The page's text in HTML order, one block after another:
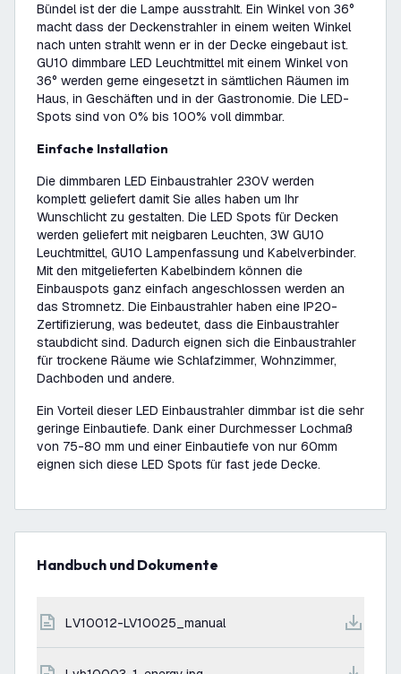
Bündel ist der die Lampe ausstrahlt. Ein Winkel von 36°
macht dass der Deckenstrahler in einem weiten Winkel
nach unten strahlt wenn er in der Decke eingebaut ist.
GU10 dimmbare LED Leuchtmittel mit einem Winkel von
36° werden gerne eingesetzt in sämtlichen Räumen im
Haus, in Geschäften und in der Gastronomie. Die LED-
Spots sind von 0% bis 100% voll dimmbar.
Einfache Installation
Die dimmbaren LED Einbaustrahler 230V werden
komplett geliefert damit Sie alles haben um Ihr
Wunschlicht zu gestalten. Die LED Spots für Decken
werden geliefert mit neigbaren Leuchten, 3W GU10
Leuchtmittel, GU10 Lampenfassung und Kabelverbinder.
Mit den mitgelieferten Kabelbindern können die
Einbauspots ganz einfach angeschlossen werden an
das Stromnetz. Die Einbaustrahler haben eine IP20-
Zertifizierung, was bedeutet, dass die Einbaustrahler
staubdicht sind. Dadurch eignen sich die Einbaustrahler
für trockene Räume wie Schlafzimmer, Wohnzimmer,
Dachboden und andere.
Ein Vorteil dieser LED Einbaustrahler dimmbar ist die sehr
geringe Einbautiefe. Dank einer Durchmesser Lochmaß
von 75-80 mm und einer Einbautiefe von nur 60mm
eignen sich diese LED Spots für fast jede Decke.
Handbuch und Dokumente
LV10012-LV10025_manual